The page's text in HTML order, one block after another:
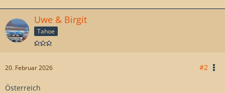
Uwe & Birgit
Tahoe
20. Februar 2026 #2
Österreich